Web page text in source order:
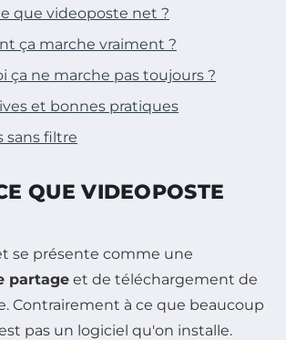
que videoposte net ?
ça marche vraiment ?
ça ne marche pas toujours ?
et bonnes pratiques
sans filtre
QUE VIDEOPOSTE
se présente comme une
partage et de téléchargement de
Contrairement à ce que beaucoup
pas un logiciel qu'on installe.